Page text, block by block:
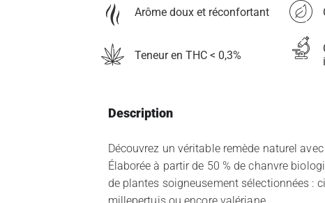
Arôme doux et réconfortant
Teneur en THC < 0,3%
Description
Découvrez un véritable remède naturel
Élaborée à partir de 50 % de chanvre
de plantes soigneusement sélectionnées :